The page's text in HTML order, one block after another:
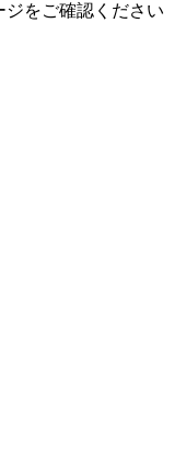
をご確認ください